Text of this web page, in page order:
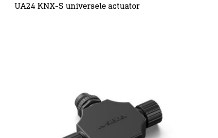
UA24 KNX-S universele actuator